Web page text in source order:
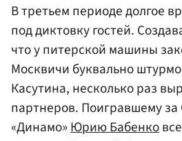
В третьем периоде долгое
под диктовку гостей.
что у питерской машины
Москвичи буквально
Касутина, несколько раз
партнеров. Поигравшему
«Динамо»Юрию Бабенко